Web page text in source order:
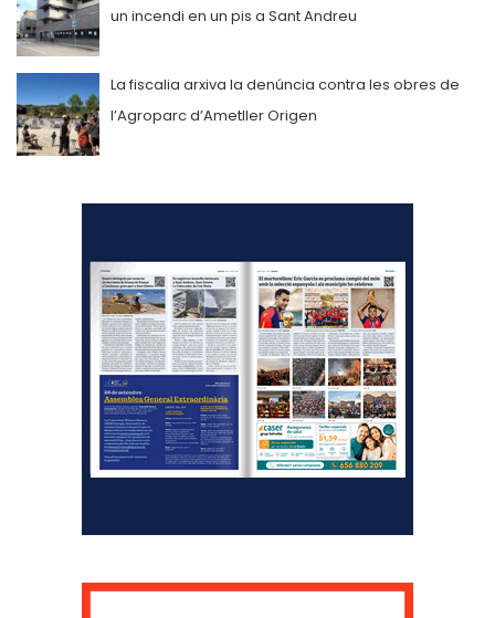
un incendi en un pis a Sant Andreu
La fiscalia arxiva la denúncia contra les obres de
l’Agroparc d’Ametller Origen